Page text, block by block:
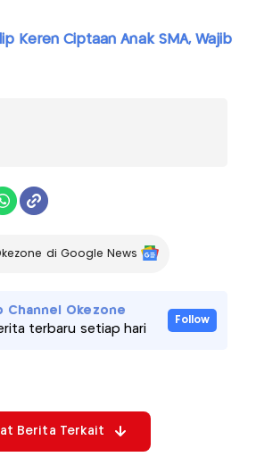
Keren Ciptaan Anak SMA, Wajib
di Google News
Channel Okezone
terbaru setiap hari
Follow
Berita Terkait